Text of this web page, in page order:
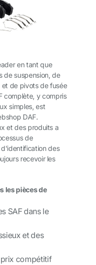
en tant que
de suspension, de
de pivots de fusée
complète, y compris
simples, est
DAF.
et des produits a
de
des
recevoir les
les pièces de
SAF dans le
et des
prix compétitif